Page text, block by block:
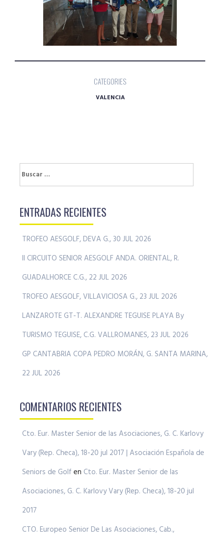
CATEGORIES
VALENCIA
Buscar:
ENTRADAS RECIENTES
TROFEO AESGOLF, DEVA G., 30 JUL 2026
II CIRCUITO SENIOR AESGOLF ANDA. ORIENTAL, R.
GUADALHORCE C.G., 22 JUL 2026
TROFEO AESGOLF, VILLAVICIOSA G., 23 JUL 2026
LANZAROTE GT-T. ALEXANDRE TEGUISE PLAYA By
TURISMO TEGUISE, C.G. VALLROMANES, 23 JUL 2026
GP CANTABRIA COPA PEDRO MORÁN, G. SANTA MARINA,
22 JUL 2026
COMENTARIOS RECIENTES
Cto. Eur. Master Senior de las Asociaciones, G. C. Karlovy
Vary (Rep. Checa), 18-20 jul 2017 | Asociación Española de
Seniors de Golf en Cto. Eur. Master Senior de las
Asociaciones, G. C. Karlovy Vary (Rep. Checa), 18-20 jul
2017
CTO. Europeo Senior De Las Asociaciones, Cab.,